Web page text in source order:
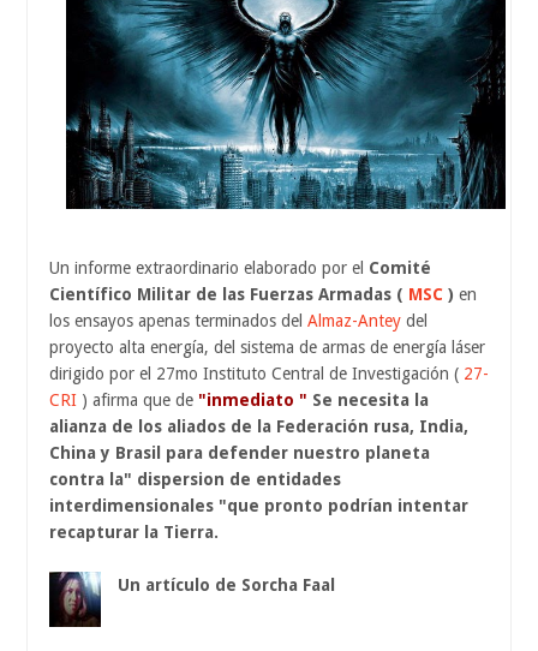
Un informe extraordinario elaborado por el Comité
Científico Militar de las Fuerzas Armadas ( MSC ) en
los ensayos apenas terminados del Almaz-Antey del
proyecto alta energía, del sistema de armas de energía láser
dirigido por el 27mo Instituto Central de Investigación ( 27-
CRI ) afirma que de "inmediato " Se necesita la
alianza de los aliados de la Federación rusa, India,
China y Brasil para defender nuestro planeta
contra la" dispersion de entidades
interdimensionales "que pronto podrían intentar
recapturar la Tierra.
Un artículo de Sorcha Faal